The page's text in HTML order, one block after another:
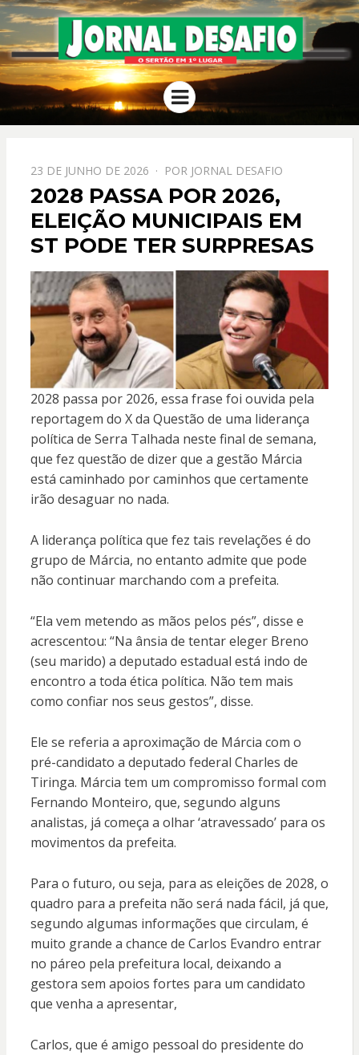
JORNAL
DESAFIO
O Sertão em 1º Lugar
Menu
PPOSTADO
EM
23 DE JUNHO DE 2026 POR JORNAL DESAFIO
2028 PASSA POR 2026,
ELEIÇÃO MUNICIPAIS EM
ST PODE TER SURPRESAS
2028 passa por 2026, essa frase foi ouvida pela
reportagem do X da Questão de uma liderança
política de Serra Talhada neste final de semana,
que fez questão de dizer que a gestão Márcia
está caminhado por caminhos que certamente
irão desaguar no nada.
A liderança política que fez tais revelações é do
grupo de Márcia, no entanto admite que pode
não continuar marchando com a prefeita.
“Ela vem metendo as mãos pelos pés”, disse e
acrescentou: “Na ânsia de tentar eleger Breno
(seu marido) a deputado estadual está indo de
encontro a toda ética política. Não tem mais
como confiar nos seus gestos”, disse.
Ele se referia a aproximação de Márcia com o
pré-candidato a deputado federal Charles de
Tiringa. Márcia tem um compromisso formal com
Fernando Monteiro, que, segundo alguns
analistas, já começa a olhar ‘atravessado’ para os
movimentos da prefeita.
Para o futuro, ou seja, para as eleições de 2028, o
quadro para a prefeita não será nada fácil, já que,
segundo algumas informações que circulam, é
muito grande a chance de Carlos Evandro entrar
no páreo pela prefeitura local, deixando a
gestora sem apoios fortes para um candidato
que venha a apresentar,
Carlos, que é amigo pessoal do presidente do